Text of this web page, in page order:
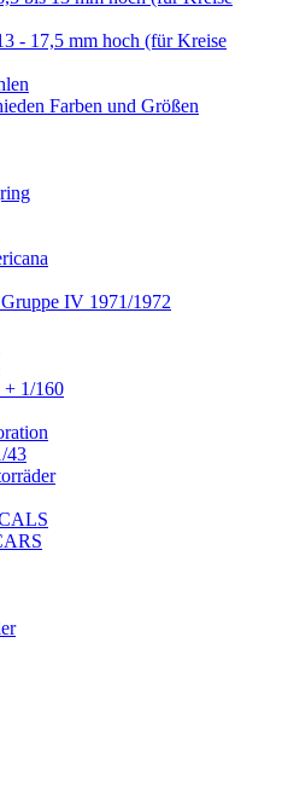
- 17,5 mm hoch (für Kreise
Farben und Größen
IV 1971/1972
+ 1/160
43